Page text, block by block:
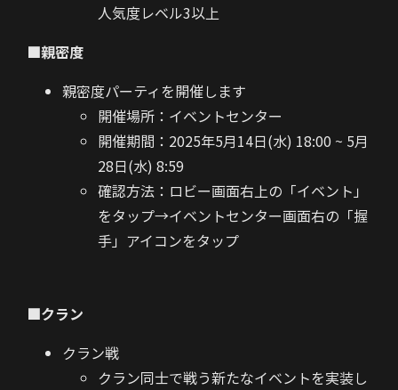
人気度レベル3以上
■親密度
親密度パーティを開催します
開催場所：イベントセンター
開催期間：2025年5月14日(水) 18:00 ~ 5月
28日(水) 8:59
確認方法：ロビー画面右上の「イベント」
をタップ→イベントセンター画面右の「握
手」アイコンをタップ
■クラン
クラン戦
クラン同士で戦う新たなイベントを実装し